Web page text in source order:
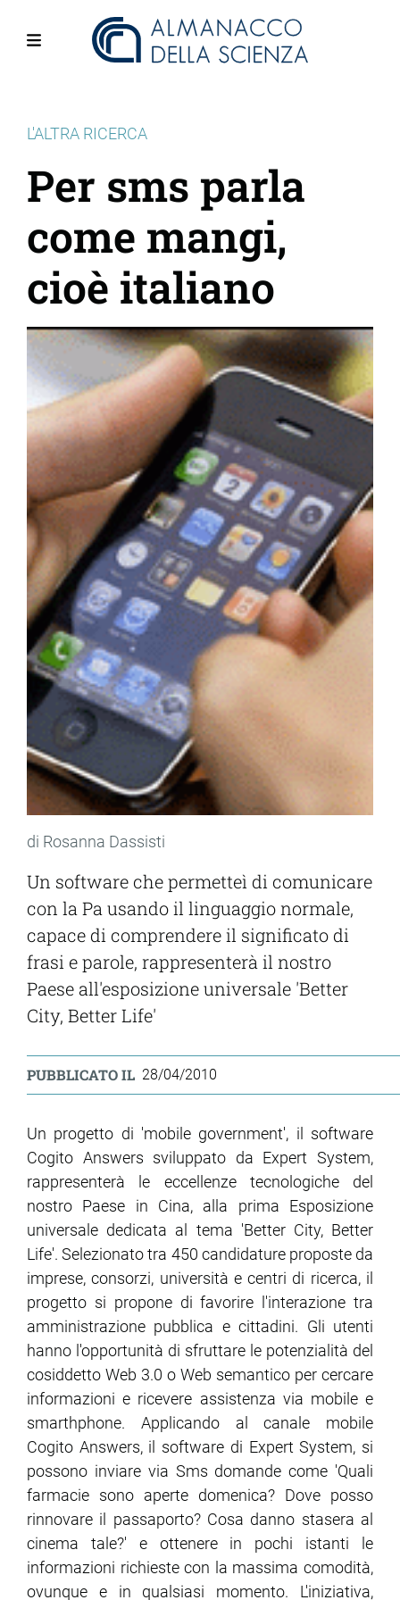
L'ALTRA RICERCA
Per sms parla
come mangi,
cioè italiano
di Rosanna Dassisti
Un software che permetteì di comunicare
con la Pa usando il linguaggio normale,
capace di comprendere il significato di
frasi e parole, rappresenterà il nostro
Paese all'esposizione universale 'Better
City, Better Life'
PUBBLICATO IL 28/04/2010
Un progetto di 'mobile government', il software
Cogito Answers sviluppato da Expert System,
rappresenterà le eccellenze tecnologiche del
nostro Paese in Cina, alla prima Esposizione
universale dedicata al tema 'Better City, Better
Life'. Selezionato tra 450 candidature proposte da
imprese, consorzi, università e centri di ricerca, il
progetto si propone di favorire l'interazione tra
amministrazione pubblica e cittadini. Gli utenti
hanno l'opportunità di sfruttare le potenzialità del
cosiddetto Web 3.0 o Web semantico per cercare
informazioni e ricevere assistenza via mobile e
smarthphone. Applicando al canale mobile
Cogito Answers, il software di Expert System, si
possono inviare via Sms domande come 'Quali
farmacie sono aperte domenica? Dove posso
rinnovare il passaporto? Cosa danno stasera al
cinema tale?' e ottenere in pochi istanti le
informazioni richieste con la massima comodità,
ovunque e in qualsiasi momento. L'iniziativa,